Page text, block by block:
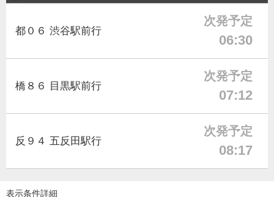
都０６ 渋谷駅前行
次発予定
06:30
橋８６ 目黒駅前行
次発予定
07:12
反９４ 五反田駅行
次発予定
08:17
表示条件詳細